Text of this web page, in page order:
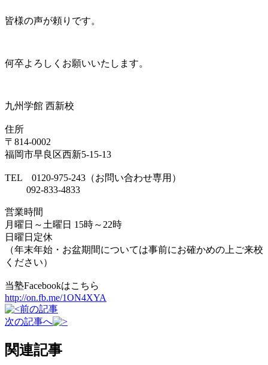
皆様の声が頼りです。
何卒よろしくお願いいたします。
九州学館 西新校
住所
〒814-0002
福岡市早良区西新5-15-13
TEL 0120-975-243（お問い合わせ専用）
092-833-4833
営業時間
月曜日～土曜日 15時～22時
日曜日定休
（年末年始・お盆期間については事前にお確かめの上ご来校
ください）
当塾Facebookはこちら
http://on.fb.me/1ON4XYA
前の記事
次の記事へ
関連記事